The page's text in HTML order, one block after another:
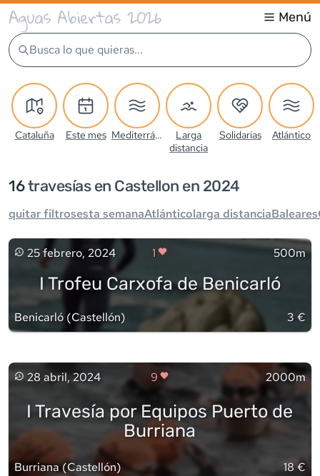
Aguas Abiertas 2026 Menú
Busca lo que quieras...
Cataluña Este mes Mediterráneo
Larga
distancia
Solidarias Atlántico
16travesías en Castellon en 2024
quitar filtrosesta semanaAtlánticolarga distanciaBaleares
25 febrero, 2024 1 500m
I Trofeu Carxofa de Benicarló
Benicarló (Castellón) 3 €
28 abril, 2024 9 2000m
I Travesía por Equipos Puerto de
Burriana
Burriana(Castellón) 18 €